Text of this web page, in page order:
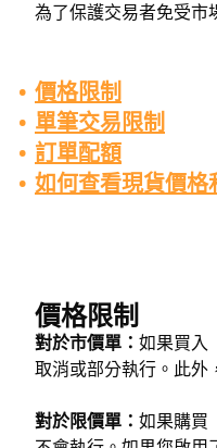
為了保護交易者免受市
價格限制
單筆交易限制
訂單配額
如何查看現貨價格
價格限制
對於市價單： 如果買入
取消或部分執行。此外
對於限價單： 如果購買